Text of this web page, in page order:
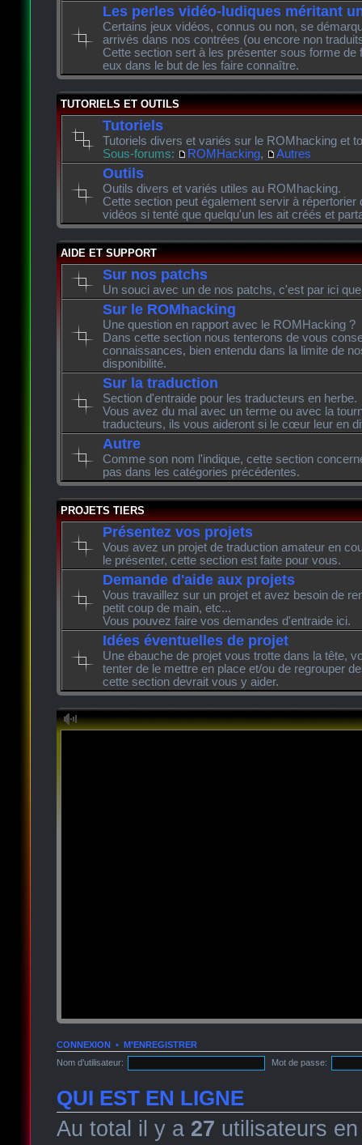
Les perles vidéo-ludiques méritant
Certains jeux vidéos, connus ou non, se
arrivés dans nos contrées (ou encore non
Cette section sert à les présenter sous forme de
eux dans le but de les faire connaître.
TUTORIELS ET OUTILS
Tutoriels
Tutoriels divers et variés sur le ROMhacking et
Sous-forums:
ROMHacking, Autres
Outils
Outils divers et variés utiles au ROMhacking.
Cette section peut également servir à
vidéos si tenté que quelqu'un les ait créés et
AIDE ET SUPPORT
Sur nos patchs
Un souci avec un de nos patchs, c'est par ici
Sur le ROMhacking
Une question en rapport avec le ROMHacking ?
Dans cette section nous tenterons de vous
connaissances, bien entendu dans la limite de
disponibilité.
Sur la traduction
Section d'entraide pour les traducteurs en herbe.
Vous avez du mal avec un terme ou avec la
traducteurs, ils vous aideront si le cœur leur en
Autre
Comme son nom l'indique, cette section
pas dans les catégories précédentes.
PROJETS TIERS
Présentez vos projets
Vous avez un projet de traduction amateur en
le présenter, cette section est faite pour vous.
Demande d'aide aux projets
Vous travaillez sur un projet et avez besoin de
petit coup de main, etc...
Vous pouvez faire vos demandes d'entraide ici.
Idées éventuelles de projet
Une ébauche de projet vous trotte dans la tête,
tenter de le mettre en place et/ou de regrouper
cette section devrait vous y aider.
CONNEXION • M’ENREGISTRER
Nom d’utilisateur:
Mot de passe:
QUI EST EN LIGNE
Au total il y a 27 utilisateurs